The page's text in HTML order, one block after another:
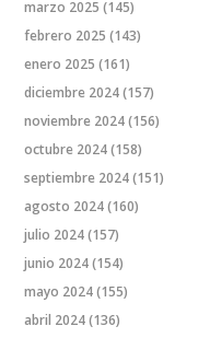
marzo 2025 (145)
febrero 2025 (143)
enero 2025 (161)
diciembre 2024(157)
noviembre 2024(156)
octubre 2024(158)
septiembre 2024(151)
agosto 2024(160)
julio 2024(157)
junio 2024(154)
mayo 2024(155)
abril 2024(136)